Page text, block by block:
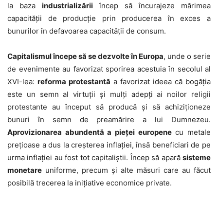
la baza industrializării încep să încurajeze mărimea
capacității de producție prin producerea în exces a
bunurilor în defavoarea capacității de consum.
Capitalismul începe să se dezvolte în Europa, unde o serie
de evenimente au favorizat sporirea acestuia în secolul al
XVI-lea: reforma protestantă a favorizat ideea că bogăția
este un semn al virtuții și mulți adepți ai noilor religii
protestante au început să producă și să achiziționeze
bunuri în semn de preamărire a lui Dumnezeu.
Aprovizionarea abundentă a pieței europenecu metale
prețioase a dus la creșterea inflației, însă beneficiari de pe
urma inflației au fost tot capitaliștii. Încep să apară sisteme
monetare uniforme, precum și alte măsuri care au făcut
posibilă trecerea la inițiative economice private.